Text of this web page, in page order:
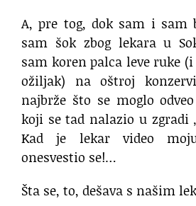
A, pre tog, dok sam i sam
sam šok zbog lekara u
sam koren palca leve ruke
ožiljak) na oštroj
najbrže što se moglo
koji se tad nalazio u zgradi
Kad je lekar video
onesvestio se!…
Šta se, to, dešava s našim